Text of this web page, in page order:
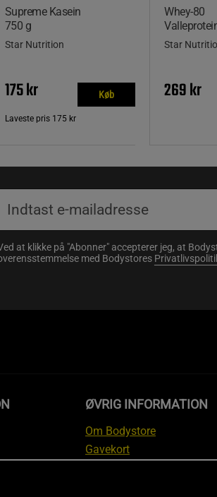
Supreme Kasein
750 g
Star Nutrition
175 kr Køb
Laveste pris 175 kr
Whey-80
Star
269 kr
at klikke på "Abonner" accepterer jeg, at
med Bodystores
ØVRIG INFORMATION
Om Bodystore
Gavekort